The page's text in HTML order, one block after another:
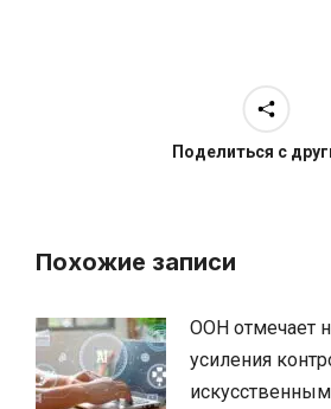
Поделиться с
Похожие записи
ООН отмечает
усиления